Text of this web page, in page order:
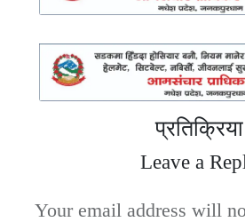
प्रतिक्रिया
Leave a
Your email address will